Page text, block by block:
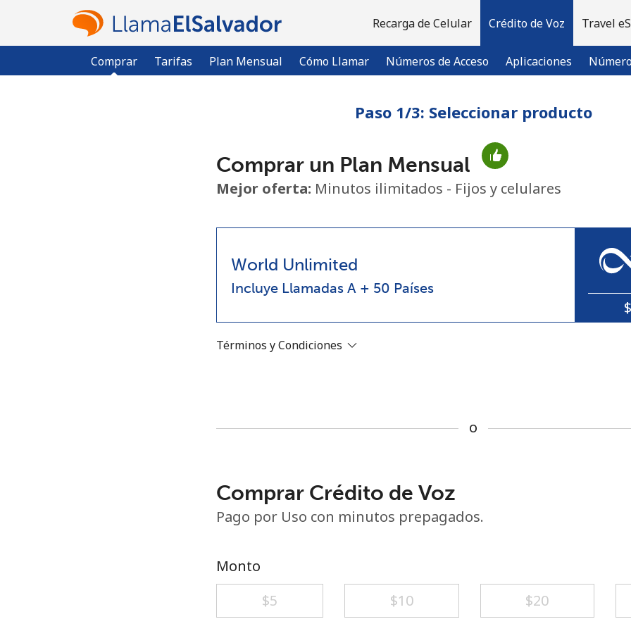
Recarga de Celular Crédito de Voz
Comprar Tarifas Plan Mensual Cómo Llamar Números de Acceso Aplicaciones
Travel
Regístrate con
Mínimo 8 caracteres
Una letra mayúscula y una minúscula
Paso 1/3: Seleccionar producto
Comprar un Plan Mensual
Mejor oferta: Minutos ilimitados - Fijos y celulares
World Unlimited
Incluye Llamadas A + 50 Países
Términos y Condiciones
o
Comprar Crédito de Voz
Pago por Uso con minutos prepagados.
Monto
⁦$5⁩
⁦$10⁩ ⁦$20⁩